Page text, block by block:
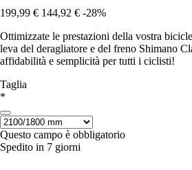
199,99 € 144,92 € -28%
Ottimizzate le prestazioni della vostra
leva del deragliatore e del freno Shimano
affidabilità e semplicità per tutti i ciclisti!
Taglia
*
Questo campo è obbligatorio
Spedito in 7 giorni